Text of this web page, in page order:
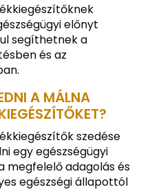
előnyt
segíthetnek a
és az
A MÁLNA
szedése
egy egészségügyi
megfelelő adagolás és
egészségi állapottól